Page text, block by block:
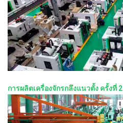
การผลิตเครื่องจักรกลึงแนวตั้ง ครั้งที่ 2